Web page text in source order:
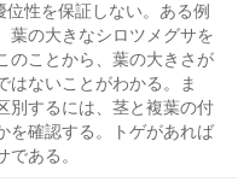
性を保証しない。ある例
葉の大きなシロツメグサを
のことから、葉の大きさが
はないことがわかる。ま
別するには、茎と複葉の付
を確認する。トゲがあれば
ある。